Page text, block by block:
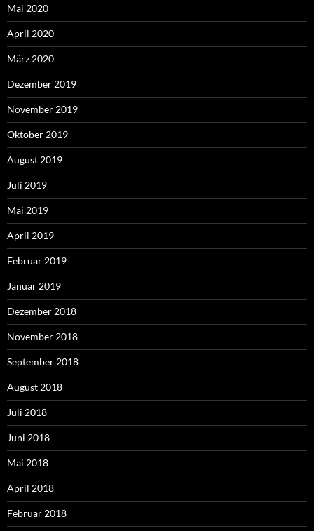
Mai 2020
April 2020
März 2020
Dezember 2019
November 2019
Oktober 2019
August 2019
Juli 2019
Mai 2019
April 2019
Februar 2019
Januar 2019
Dezember 2018
November 2018
September 2018
August 2018
Juli 2018
Juni 2018
Mai 2018
April 2018
Februar 2018